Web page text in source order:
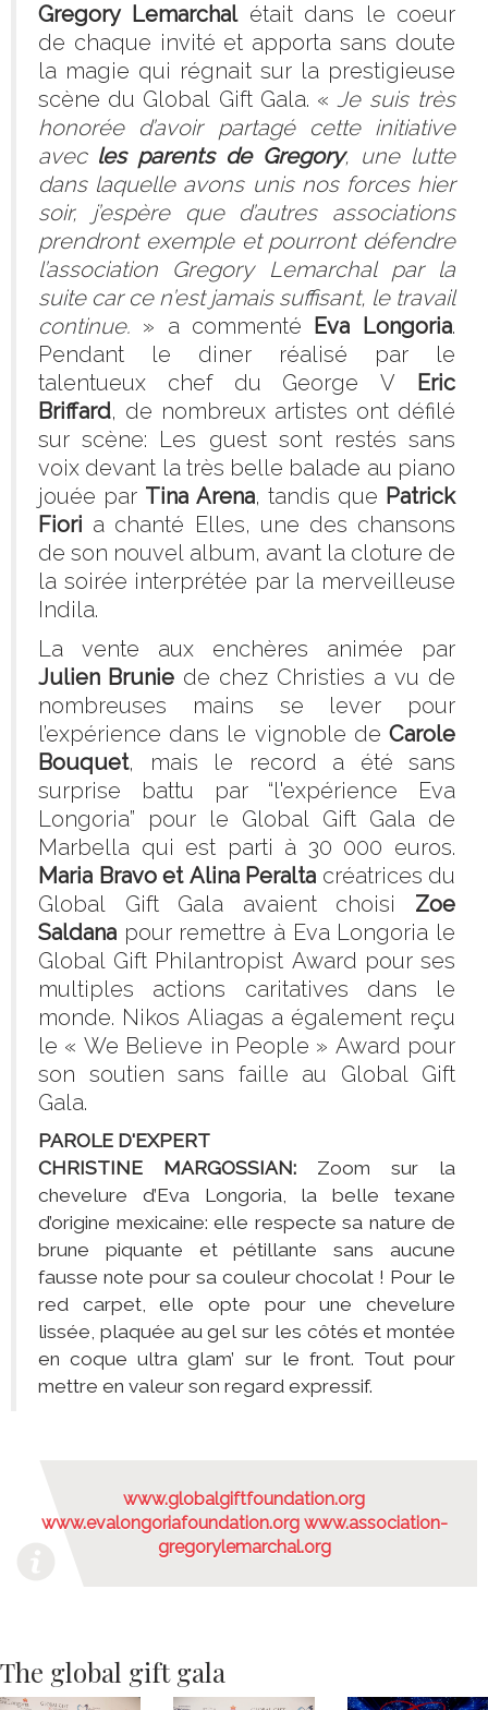
Gregory Lemarchalétait dans le coeur
de chaque invité et apporta sans doute
la magie qui régnait sur la prestigieuse
scène du Global Gift Gala. « Je suis très
honorée d’avoir partagé cette initiative
avec les parents de Gregory, une lutte
dans laquelle avons unis nos forces hier
soir, j’espère que d’autres associations
prendront exemple et pourront défendre
l’association Gregory Lemarchal par la
suite car ce n’est jamais suffisant, le travail
continue. » a commenté Eva Longoria.
Pendant le diner réalisé par le
talentueux chef du George V
Eric
Briffard, de nombreux artistes ont défilé
sur scène: Les guest sont restés sans
voix devant la très belle balade au piano
jouée par Tina Arena, tandis que Patrick
Fiori a chanté Elles, une des chansons
de son nouvel album, avant la cloture de
la soirée interprétée par la merveilleuse
Indila.
La vente aux enchères animée par
Julien Brunie de chez Christies a vu de
nombreuses mains se lever pour
l’expérience dans le vignoble de Carole
Bouquet, mais le record a été sans
surprise battu par “l'expérience Eva
Longoria” pour le Global Gift Gala de
Marbella qui est parti à 30 000 euros.
Maria Bravo et Alina Peralta créatrices du
Global Gift Gala avaient choisi Zoe
Saldana pour remettre à Eva Longoria le
Global Gift Philantropist Award pour ses
multiples actions caritatives dans le
monde. Nikos Aliagas a également reçu
le « We Believe in People » Award pour
son soutien sans faille au Global Gift
Gala.
PAROLE D'EXPERT
CHRISTINE MARGOSSIAN:
chevelure d’Eva Longoria, la belle texane
d’origine mexicaine: elle respecte sa nature de
brune piquante et pétillante sans aucune
fausse note pour sa couleur chocolat ! Pour le
red carpet, elle opte pour une chevelure
lissée, plaquée au gel sur les côtés et montée
en coque ultra glam’ sur le front. Tout pour
mettre en valeur son regard expressif.
www.globalgiftfoundation.org
www.evalongoriafoundation.org www.association-
gregorylemarchal.org
The global gift gala